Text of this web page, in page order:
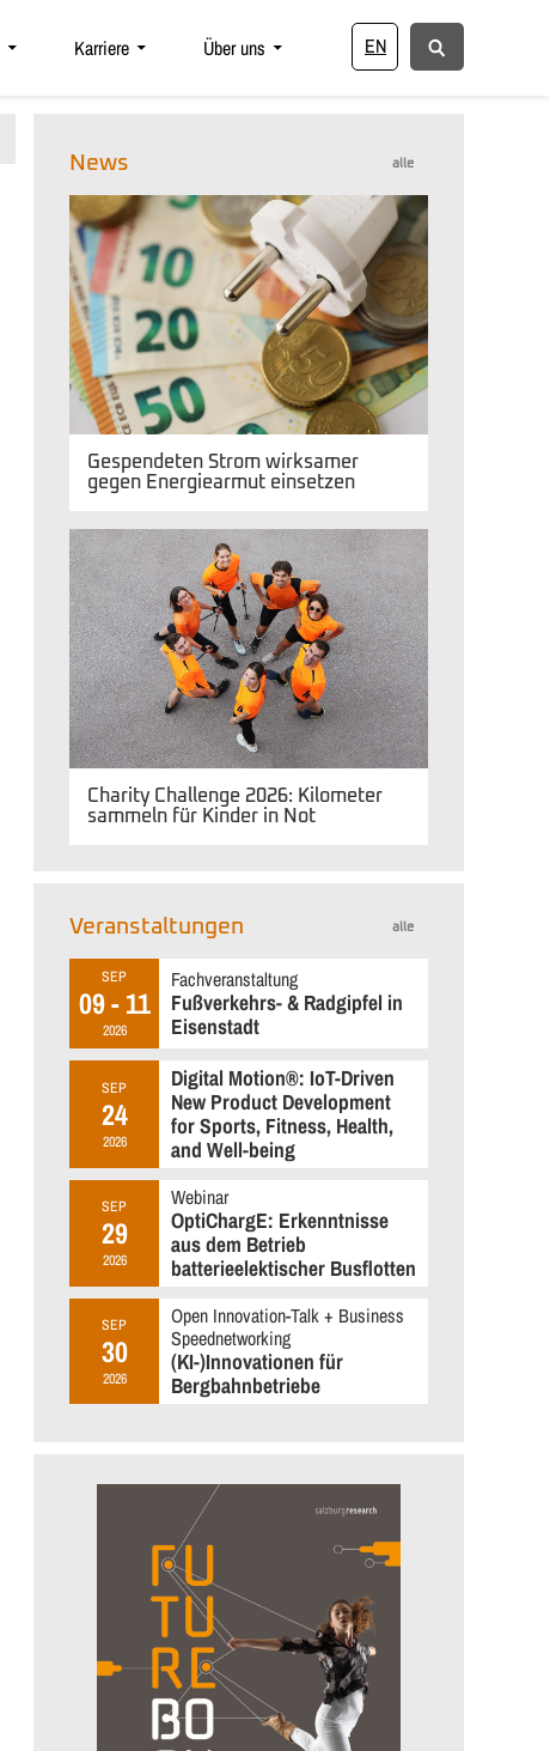
EN
Karriere Über uns
alle
News
Gespendeten Strom wirksamer
gegen Energiearmut einsetzen
Charity Challenge 2026: Kilometer
sammeln für Kinder in Not
alle
Veranstaltungen
SEP
09 - 11
2026
Fachveranstaltung
Fußverkehrs- & Radgipfel in
Eisenstadt
SEP
24
2026
Digital Motion®: IoT-Driven
New Product Development
for Sports, Fitness, Health,
and Well-being
SEP
29
2026
Webinar
OptiChargE: Erkenntnisse
aus dem Betrieb
batterieelektischer Busflotten
SEP
30
2026
Open Innovation-Talk + Business
Speednetworking
(KI-)Innovationen für
Bergbahnbetriebe